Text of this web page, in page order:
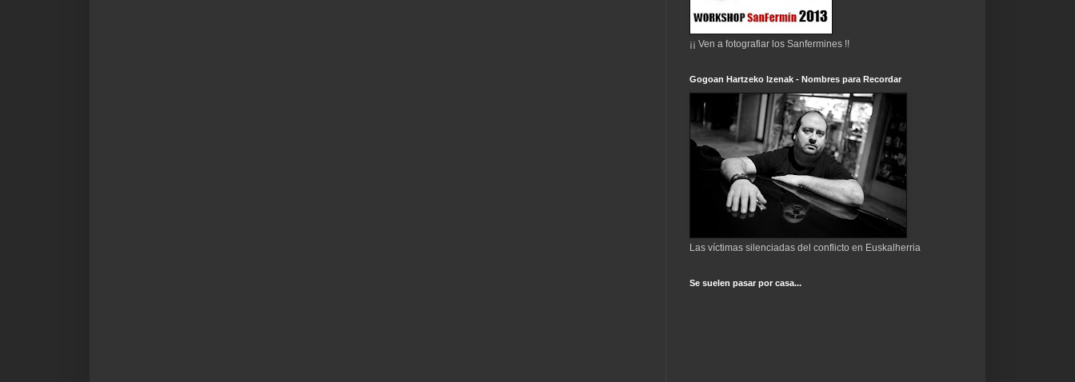
¡¡ Ven a fotografiar los Sanfermines !!
Gogoan Hartzeko Izenak - Nombres para Recordar
Las víctimas silenciadas del conflicto en Euskalherria
Se suelen pasar por casa...